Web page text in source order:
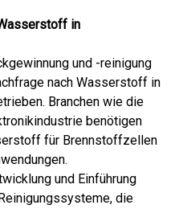
in
und -reinigung
nach Wasserstoff in
Branchen wie die
benötigen
für Brennstoffzellen
und Einführung
die